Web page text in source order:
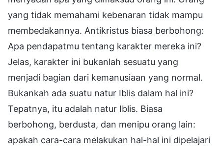
yang tidak memahami kebenaran tidak mampu
membedakannya. Antikristus biasa berbohong:
Apa pendapatmu tentang karakter mereka ini?
Jelas, karakter ini bukanlah sesuatu yang
menjadi bagian dari kemanusiaan yang normal.
Bukankah ada suatu natur Iblis dalam hal ini?
Tepatnya, itu adalah natur Iblis. Biasa
berbohong, berdusta, dan menipu orang lain:
apakah cara-cara melakukan hal-hal ini dipelajari